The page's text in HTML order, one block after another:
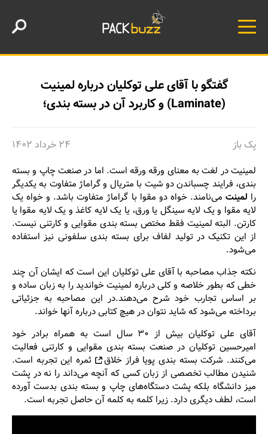
گفتگو با آقای علی توکلیان درباره لمینیت
(Laminate) و کاربرد آن در بسته بندی؛
۲۴ خرداد ۱۴۰۲ پک باز
لمینیت در لغت به معنای ورقه ورقه است. اما در صنعت چاپ و بسته
بندی، فرایند چسباندن دو شیت با متریال و گراماژ متفاوت به یکدیگر
را لمینت می‌نامند. خواه دو مقوا با گراماژ متفاوت باشد. و خواه یک
لایه مقوا و یک لایه سینگل یا ورق، یا یک لایه کاغذ و یک لایه مقوا یا
کارتن. البته لمینیت فقط مختص بسته بندی مقوایی و کارتنی نیست.
از این تکنیک در تولید لفاف برای بسته بندی سلفونی نیز استفاده
می‌شود.
نکته جذاب مصاحبه با آقای علی توکلیان این است که ایشان آن چند
خطی که بطور خلاصه و کلی درباره لمینیت خواندید را به زبان ساده و
بر اساس تجارب خود شرح می‌دهند.در این مصاحبه به جزئیاتی
برداخته می‌شود که شاید نتوان در هیچ کتابی درباره آنها خواند.
آقای علی توکلیان بیش از ۳۰ سال است به همراه برادر خود
امیرحسین توکلیاندر صنعت بسته بندی مقوایی و کارتنی فعالیت
می‌کنند. شرکت بسته بندی پویا فراز خلاق
ثمره این تجربه است.
شنیدن مطالب تخصصی از زبان کسی که آنچه می‌داند را نه در پشت
میز دانشگاه بلکه پشت دستگاه‌های چاپ و بسته بندی بدست آورده
است، لطف دیگری دارد. زیرا کلمه به کلمه آن حاصل تجربه است.